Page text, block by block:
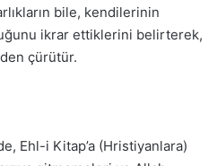
bile, kendilerinin
ikrar ettiklerini belirterek,
çürütür.
Ehl-i Kitap’a (Hristiyanlara)